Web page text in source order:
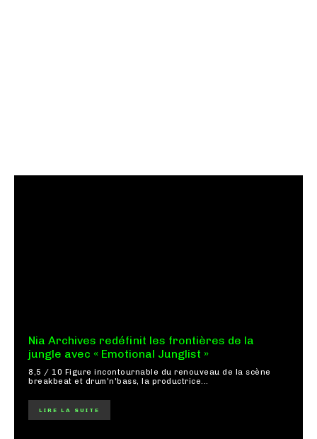
Nia Archives redéfinit les frontières de la
jungle avec « Emotional Junglist »
8,5 / 10 Figure incontournable du renouveau de la scène
breakbeat et drum'n'bass, la productrice...
LIRE LA SUITE